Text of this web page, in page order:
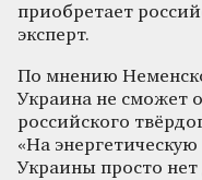
приобретает
эксперт.
По мнению
Украина не сможет
российского
«На
Украины просто